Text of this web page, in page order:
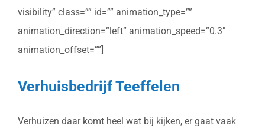
visibility” class=”” id=”” animation_type=””
animation_direction=”left” animation_speed=”0.3″
animation_offset=””]
Verhuisbedrijf Teeffelen
Verhuizen daar komt heel wat bij kijken, er gaat vaak